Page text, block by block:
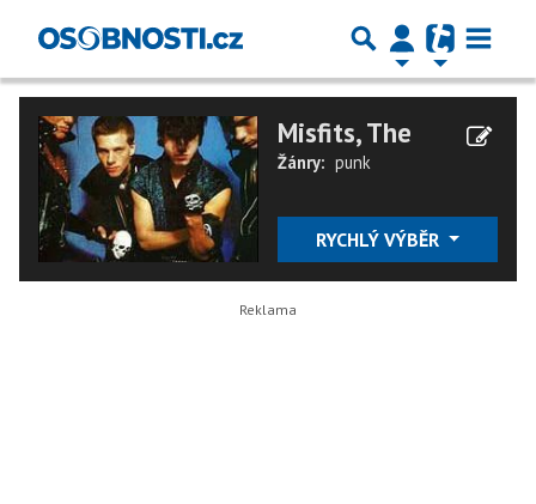
Misfits, The
Žánry: punk
RYCHLÝ VÝBĚR